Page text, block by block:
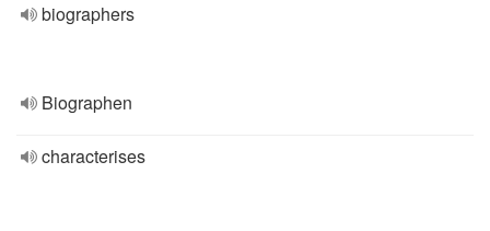
biographers
Biographen
characterises